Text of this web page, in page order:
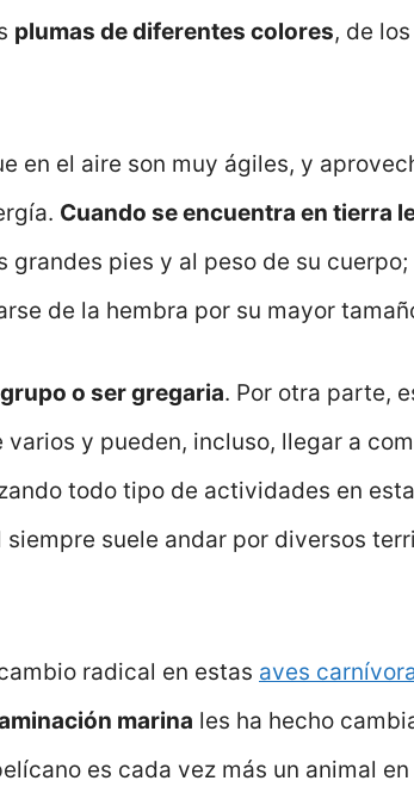
plumas de diferentes colores, de
en el aire son muy ágiles, y
Cuando se encuentra en tierra
grandes pies y al peso de su
de la hembra por su mayor
o ser gregaria. Por otra parte,
y pueden, incluso, llegar a
todo tipo de actividades en
suele andar por diversos
radical en estas aves
marina les ha hecho
es cada vez más un animal